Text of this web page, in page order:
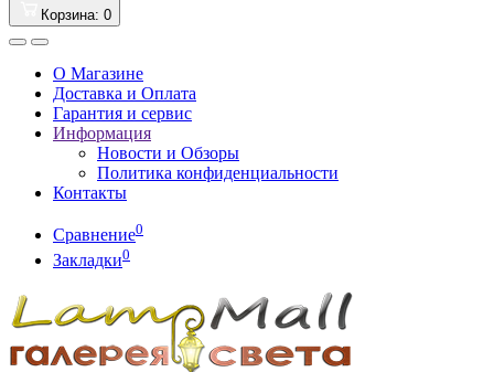
Корзина: 0
О Магазине
Доставка и Оплата
Гарантия и сервис
Информация
Новости и Обзоры
Политика конфиденциальности
Контакты
Сравнение0
Закладки0